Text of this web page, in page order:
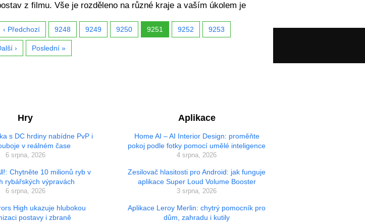
z filmu. Vše je rozděleno na různé kraje a vaším úkolem je
‹ Předchozí 9248 9249 9250 9251 9252 9253
› Poslední »
Hry
s DC hrdiny nabídne PvP i
v reálném čase
6 srpna, 2026
Chytněte 10 milionů ryb v
rybářských výpravách
6 srpna, 2026
High ukazuje hlubokou
postavy i zbraně
Aplikace
Home AI – AI Interior Design: proměňte
pokoj podle fotky pomocí umělé inteligence
4 srpna, 2026
Zesilovač hlasitosti pro Android: jak funguje
aplikace Super Loud Volume Booster
3 srpna, 2026
Aplikace Leroy Merlin: chytrý pomocník pro
dům, zahradu i kutily